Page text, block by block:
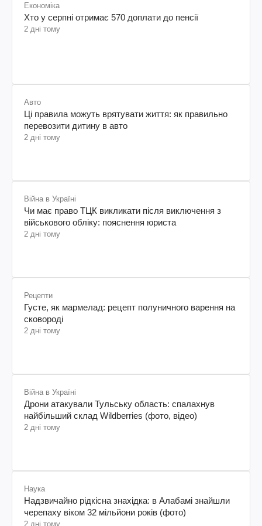
Економіка
Хто у серпні отримає 570 доплати до пенсії
2 дні тому
Авто
Ці правила можуть врятувати життя: як правильно
перевозити дитину в авто
2 дні тому
Війна в Україні
Чи має право ТЦК викликати після виключення з
військового обліку: пояснення юриста
2 дні тому
Рецепти
Густе, як мармелад: рецепт полуничного варення на
сковороді
2 дні тому
Війна в Україні
Дрони атакували Тульську область: спалахнув
найбільший склад Wildberries (фото, відео)
2 дні тому
Наука
Надзвичайно рідкісна знахідка: в Алабамі знайшли
черепаху віком 32 мільйони років (фото)
2 дні тому